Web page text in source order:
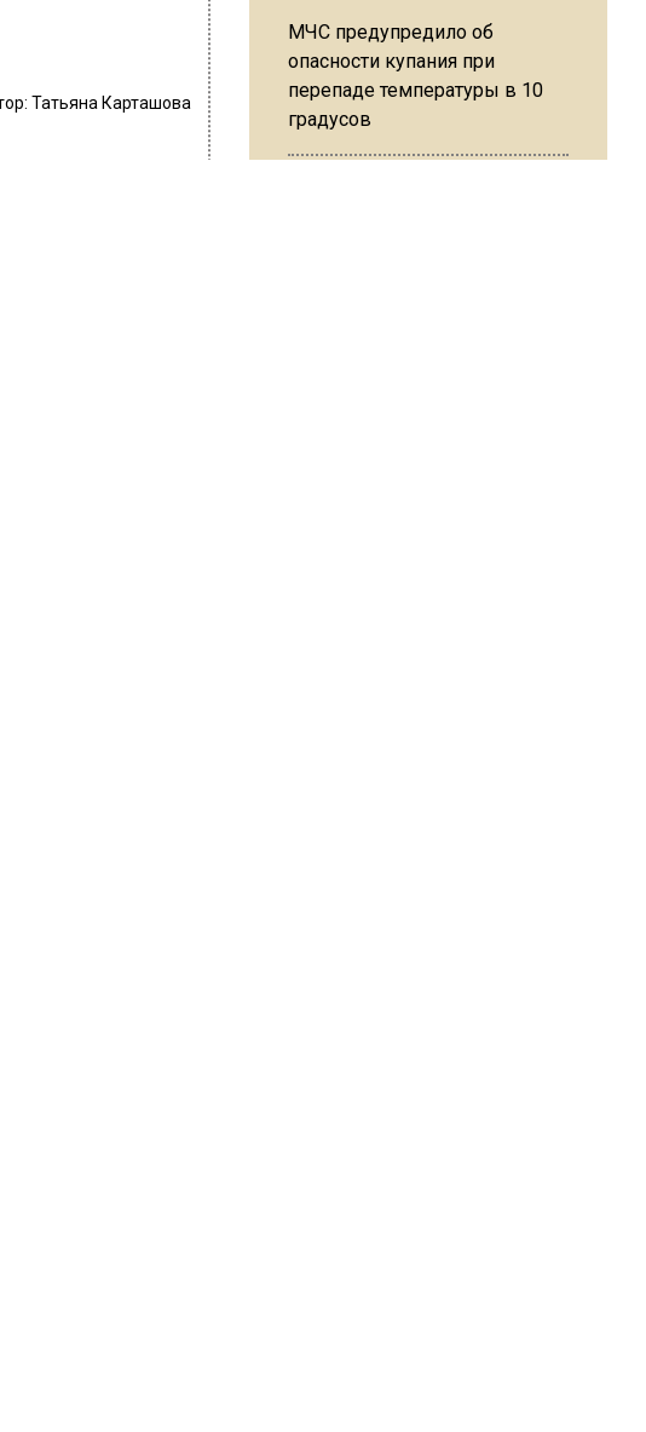
Татьяна Карташова
МЧС предупредило об
опасности купания при
перепаде температуры в 10
градусов